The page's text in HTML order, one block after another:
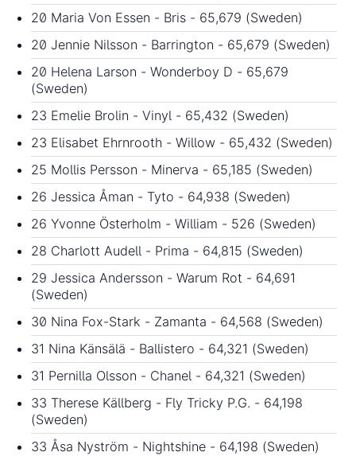
20 Maria Von Essen - Bris - 65,679 (Sweden)
20 Jennie Nilsson - Barrington - 65,679 (Sweden)
20 Helena Larson - Wonderboy D - 65,679
(Sweden)
23 Emelie Brolin - Vinyl - 65,432 (Sweden)
23 Elisabet Ehrnrooth - Willow - 65,432 (Sweden)
25 Mollis Persson - Minerva - 65,185 (Sweden)
26 Jessica Åman - Tyto - 64,938 (Sweden)
26 Yvonne Österholm - William - 526 (Sweden)
28 Charlott Audell - Prima - 64,815 (Sweden)
29 Jessica Andersson - Warum Rot - 64,691
(Sweden)
30 Nina Fox-Stark - Zamanta - 64,568 (Sweden)
31 Nina Känsälä - Ballistero - 64,321 (Sweden)
31 Pernilla Olsson - Chanel - 64,321 (Sweden)
33 Therese Källberg - Fly Tricky P.G. - 64,198
(Sweden)
33 Åsa Nyström - Nightshine - 64,198 (Sweden)